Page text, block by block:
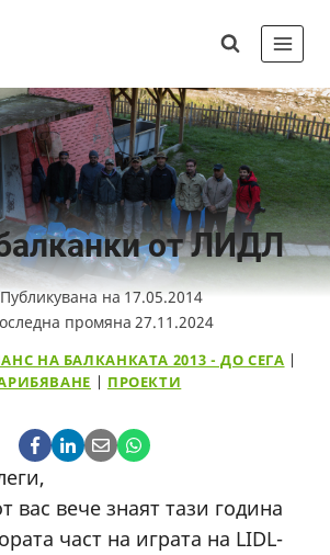
от ЛИДЛ
Публикувана на 17.05.2014
промяна 27.11.2024
НА БАЛКАНКАТА 2013 - ДО СЕГА |
| ПРОЕКТИ
вас вече знаят тази година
част на играта на LIDL-